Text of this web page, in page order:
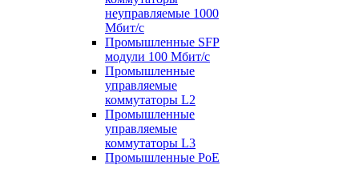
неуправляемые 1000
Мбит/с
Промышленные SFP
модули 100 Мбит/c
Промышленные
управляемые
коммутаторы L2
Промышленные
управляемые
коммутаторы L3
Промышленные PoE